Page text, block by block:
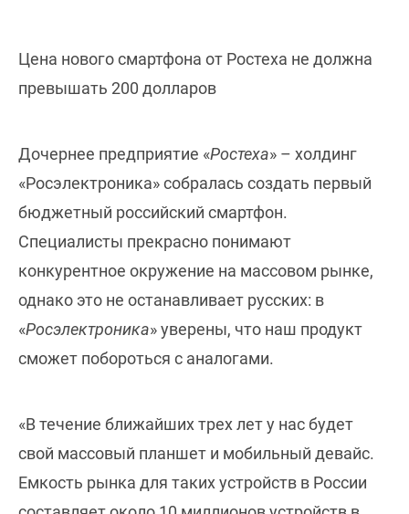
Цена нового смартфона от Ростеха не должна
превышать 200 долларов
Дочернее предприятие «Ростеха» – холдинг
«Росэлектроника» собралась создать первый
бюджетный российский смартфон.
Специалисты прекрасно понимают
конкурентное окружение на массовом рынке,
однако это не останавливает русских: в
«Росэлектроника» уверены, что наш продукт
сможет побороться с аналогами.
«В течение ближайших трех лет у нас будет
свой массовый планшет и мобильный девайс.
Емкость рынка для таких устройств в России